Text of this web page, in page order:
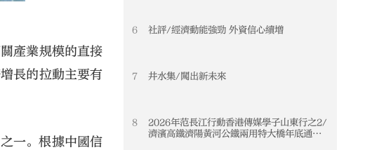
產業規模的直接
長的拉動主要有
一。根據中國信
6 社評/經濟動能強勁 外資信心續增
7 井水集/闖出新未來
8
2026年范長江行動香港傳媒學子山東行之2/
濟濱高鐵濟陽黃河公鐵兩用特大橋年底通車